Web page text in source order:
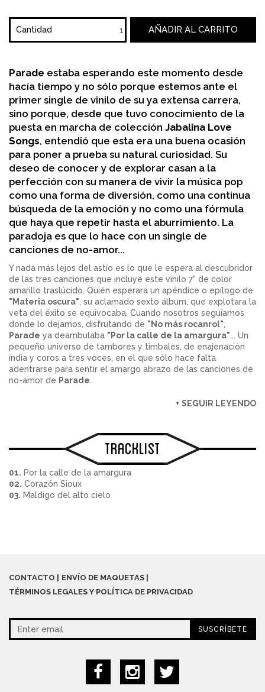
Cantidad AÑADIR AL CARRITO
Parade estaba esperando este momento desde
hacía tiempo y no sólo porque estemos ante el
primer single de vinilo de su ya extensa carrera,
sino porque, desde que tuvo conocimiento de la
puesta en marcha de colección Jabalina Love
Songs, entendió que esta era una buena ocasión
para poner a prueba su natural curiosidad. Su
deseo de conocer y de explorar casan a la
perfección con su manera de vivir la música pop
como una forma de diversión, como una continua
búsqueda de la emoción y no como una fórmula
que haya que repetir hasta el aburrimiento. La
paradoja es que lo hace con un single de
canciones de no-amor...
Y nada más lejos del astío es lo que le espera al descubridor
de las tres canciones que incluye este vinilo 7" de color
amarillo traslúcido. Quién esperara un apéndice o epílogo de
"Materia oscura", su aclamado sexto álbum, que explotara la
veta del éxito se equivocaba. Cuando nosotros seguíamos
donde lo dejamos, disfrutando de "No más rocanrol",
Parade ya deambulaba "Por la calle de la amargura"... Un
pequeño universo de tambores y timbales, de enajenación
india y coros a tres voces, en el que sólo hace falta
adentrarse para sentir el amargo abrazo de las canciones de
no-amor de Parade.
+ SEGUIR LEYENDO
Tracklist
01. Por la calle de la amargura
02. Corazón Sioux
03. Maldigo del alto cielo
CONTACTO
ENVÍO DE MAQUETAS
TÉRMINOS LEGALES Y POLÍTICA DE PRIVACIDAD
SUSCRÍBETE